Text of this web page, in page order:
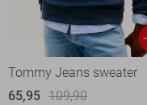
Tommy Jeans sweater
65,95 109,90